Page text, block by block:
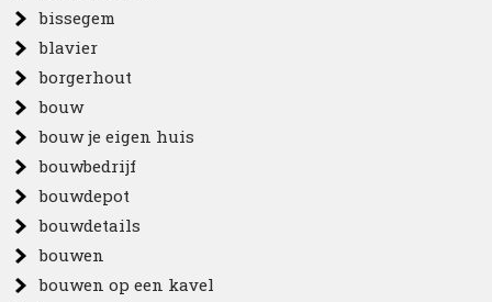
bissegem
blavier
borgerhout
bouw
bouw je eigen huis
bouwbedrijf
bouwdepot
bouwdetails
bouwen
bouwen op een kavel